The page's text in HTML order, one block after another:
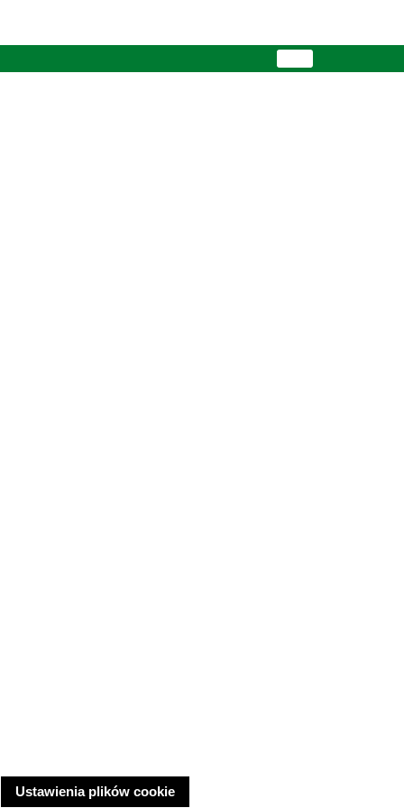
Ustawienia plików cookie